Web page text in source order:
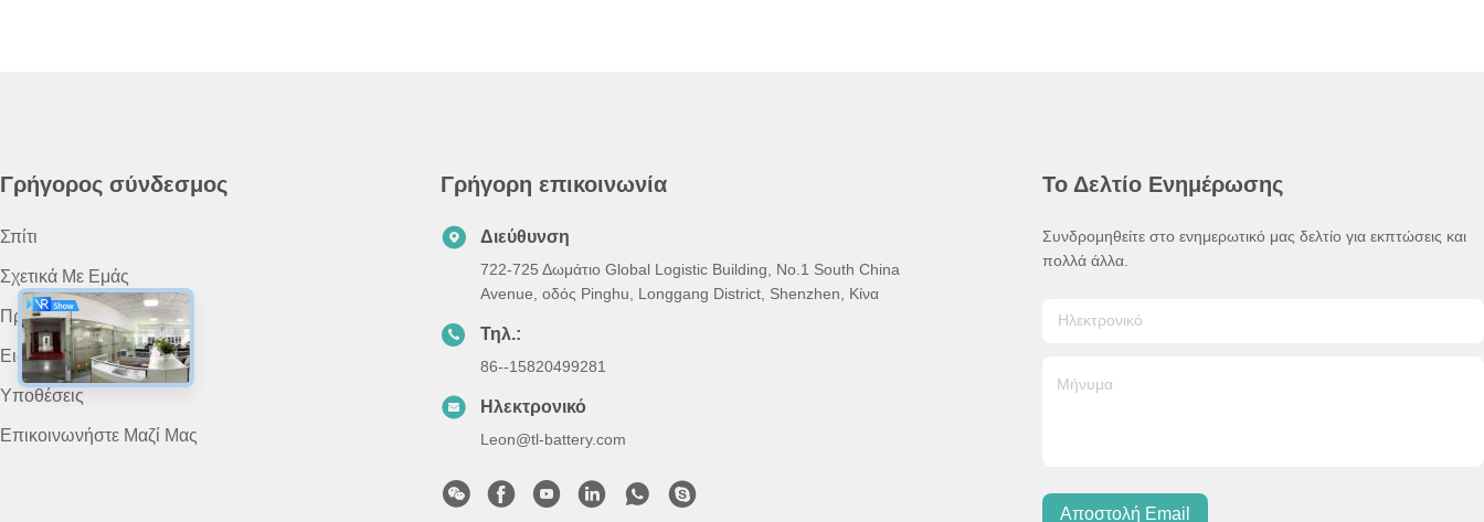
Γρήγορος σύνδεσμος
Σπίτι
Σχετικά Με Εμάς
Προϊόντα
Ειδήσεις
Υποθέσεις
Επικοινωνήστε Μαζί Μας
Γρήγορη επικοινωνία
Διεύθυνση
722-725 Δωμάτιο Global Logistic Building, Νο.1 South China
Avenue, οδός Pinghu, Longgang District, Shenzhen, Κίνα
Τηλ.:
86--15820499281
Ηλεκτρονικό
Leon@tl-battery.com
Το Δελτίο Ενημέρωσης
Συνδρομηθείτε στο ενημερωτικό μας δελτίο για εκπτώσεις και
πολλά άλλα.
Αποστολή Email